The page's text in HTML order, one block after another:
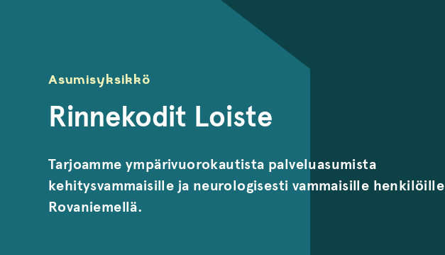
Asumisyksikkö
Rinnekodit Loiste
Tarjoamme ympärivuorokautista palveluasumista
kehitysvammaisille ja neurologisesti vammaisille henkilöille
Rovaniemellä.